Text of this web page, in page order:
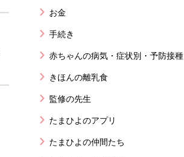
お金
手続き
赤ちゃんの病気・症状別・予防接種
きほんの離乳食
監修の先生
たまひよのアプリ
たまひよの仲間たち